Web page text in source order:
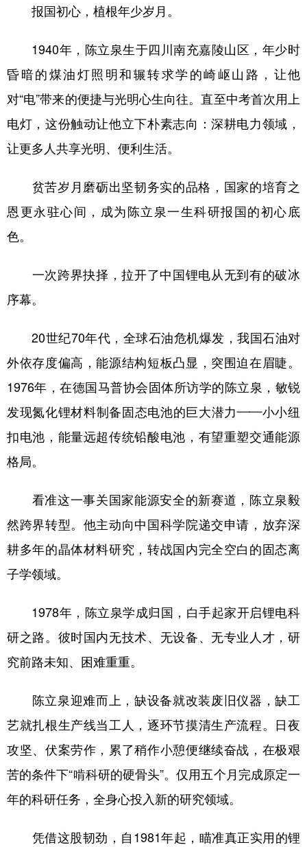
山东 河南
陕西 甘肃 青海 宁夏
新疆 内蒙古 黑龙江
报国初心，植根年少岁月。
1940年，陈立泉生于四川南充嘉陵山区，年少时
昏暗的煤油灯照明和辗转求学的崎岖山路，让他
对“电”带来的便捷与光明心生向往。直至中考首次用上
电灯，这份触动让他立下朴素志向：深耕电力领域，
让更多人共享光明、便利生活。
贫苦岁月磨砺出坚韧务实的品格，国家的培育之
恩更永驻心间，成为陈立泉一生科研报国的初心底
色。
一次跨界抉择，拉开了中国锂电从无到有的破冰
序幕。
20世纪70年代，全球石油危机爆发，我国石油对
外依存度偏高，能源结构短板凸显，突围迫在眉睫。
1976年，在德国马普协会固体所访学的陈立泉，敏锐
发现氮化锂材料制备固态电池的巨大潜力——小小纽
扣电池，能量远超传统铅酸电池，有望重塑交通能源
格局。
看准这一事关国家能源安全的新赛道，陈立泉毅
然跨界转型。他主动向中国科学院递交申请，放弃深
耕多年的晶体材料研究，转战国内完全空白的固态离
子学领域。
1978年，陈立泉学成归国，白手起家开启锂电科
研之路。彼时国内无技术、无设备、无专业人才，研
究前路未知、困难重重。
陈立泉迎难而上，缺设备就改装废旧仪器，缺工
艺就扎根生产线当工人，逐环节摸清生产流程。日夜
攻坚、伏案劳作，累了稍作小憩便继续奋战，在极艰
苦的条件下“啃科研的硬骨头”。仅用五个月完成原定一
年的科研任务，全身心投入新的研究领域。
凭借这股韧劲，自1981年起，瞄准真正实用的锂